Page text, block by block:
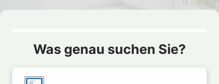
Was genau suchen Sie?